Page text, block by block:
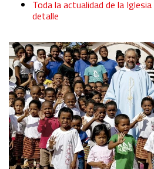
Toda la actualidad de la
detalle